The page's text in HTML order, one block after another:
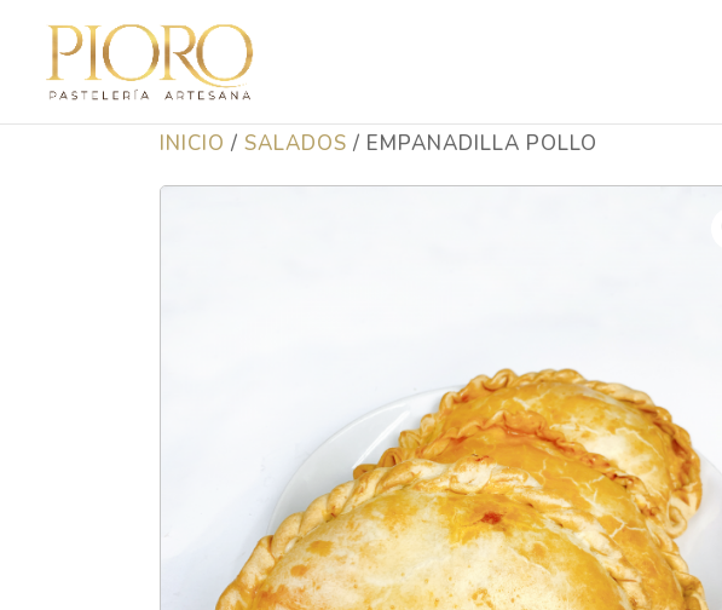
INICIO / SALADOS / EMPANADILLA POLLO